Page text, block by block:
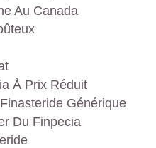
Au Canada
À Prix Réduit
Générique
Du Finpecia